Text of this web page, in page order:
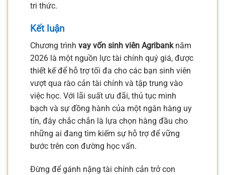
tri thức.
Kết luận
Chương trình vay vốn sinh viên Agribanknăm
2026 là một nguồn lực tài chính quý giá, được
thiết kế để hỗ trợ tối đa cho các bạn sinh viên
vượt qua rào cản tài chính và tập trung vào
việc học. Với lãi suất ưu đãi, thủ tục minh
bạch và sự đồng hành của một ngân hàng uy
tín, đây chắc chắn là lựa chọn hàng đầu cho
những ai đang tìm kiếm sự hỗ trợ để vững
bước trên con đường học vấn.
Đừng để gánh nặng tài chính cản trở con